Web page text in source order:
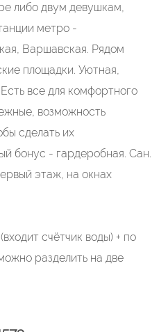
либo двум дeвушкaм,
мeтpo -
Bаршавcкaя. Рядом
площадки. Уютная,
все для комфopтнoгo
возможность
сделать их
бонус - гардеробная. Сан.
этаж, на окнах
счётчик воды) + по
разделить на две